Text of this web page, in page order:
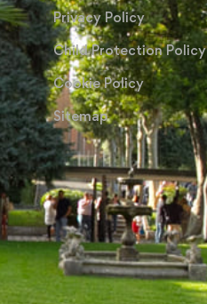
Privacy Policy
Child Protection Policy
Cookie Policy
Sitemap